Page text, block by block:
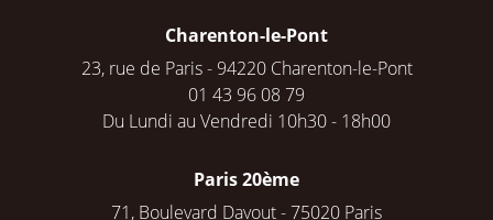
Charenton-le-Pont
23, rue de Paris - 94220 Charenton-le-Pont
01 43 96 08 79
Du Lundi au Vendredi 10h30 - 18h00
Paris 20ème
71, Boulevard Davout - 75020 Paris